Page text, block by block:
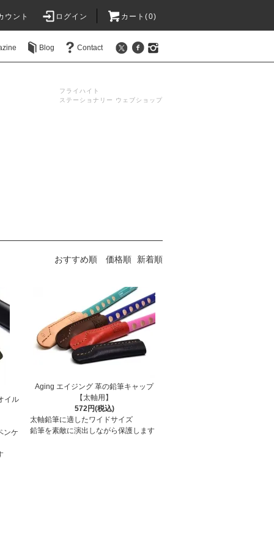
ウント ログイン カート(0)
Blog Contact
フライハイト
ステーショナリー ウェブショップ
おすすめ順 価格順 新着順
イル
ンケ
Aging エイジング 革の鉛筆キャップ
【太軸用】
572円(税込)
太軸鉛筆に適したワイドサイズ
鉛筆を素敵に演出しながら保護します